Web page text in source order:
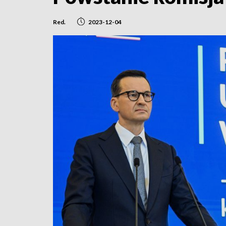
Red. 2023-12-04